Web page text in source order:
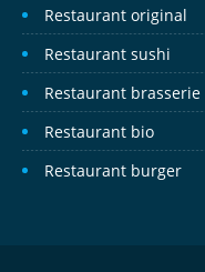
Restaurant original
Restaurant sushi
Restaurant brasserie
Restaurant bio
Restaurant burger